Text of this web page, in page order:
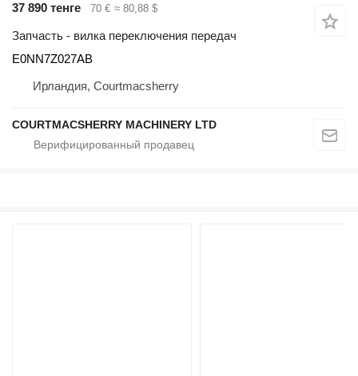
37 890 тенге 70 € ≈ 80,88 $
Запчасть - вилка переключения передач
E0NN7Z027AB
Ирландия, Courtmacsherry
COURTMACSHERRY MACHINERY LTD